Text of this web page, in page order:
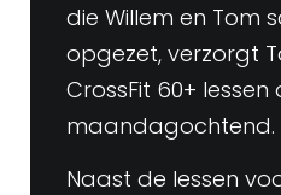
die Willem en Tom
opgezet, verzorgt
CrossFit 60+ lessen
maandagochtend.
Naast de lessen